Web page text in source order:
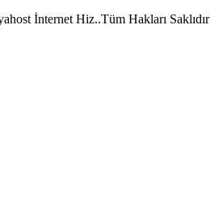
İnternet Hiz..Tüm Hakları Saklıdır